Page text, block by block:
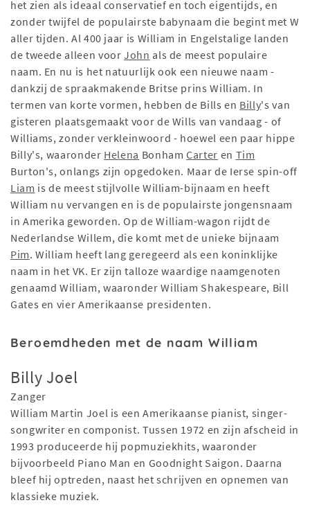
het zien als ideaal conservatief en toch eigentijds, en
zonder twijfel de populairste babynaam die begint met W
aller tijden. Al 400 jaar is William in Engelstalige landen
de tweede alleen voorJohn als de meest populaire
naam. En nu is het natuurlijk ook een nieuwe naam -
dankzij de spraakmakende Britse prins William. In
termen van korte vormen, hebben de Bills en Billy's van
gisteren plaatsgemaakt voor de Wills van vandaag - of
Williams, zonder verkleinwoord - hoewel een paar hippe
Billy's, waaronder Helena BonhamCarter en Tim
Burton's, onlangs zijn opgedoken. Maar de Ierse spin-off
Liam is de meest stijlvolle William-bijnaam en heeft
William nu vervangen en is de populairste jongensnaam
in Amerika geworden. Op de William-wagon rijdt de
Nederlandse Willem, die komt met de unieke bijnaam
Pim. William heeft lang geregeerd als een koninklijke
naam in het VK. Er zijn talloze waardige naamgenoten
genaamd William, waaronder William Shakespeare, Bill
Gates en vier Amerikaanse presidenten.
Beroemdheden met de naam William
Billy Joel
Zanger
William Martin Joel is een Amerikaanse pianist, singer-
songwriter en componist. Tussen 1972 en zijn afscheid in
1993 produceerde hij popmuziekhits, waaronder
bijvoorbeeld Piano Man en Goodnight Saigon. Daarna
bleef hij optreden, naast het schrijven en opnemen van
klassieke muziek.